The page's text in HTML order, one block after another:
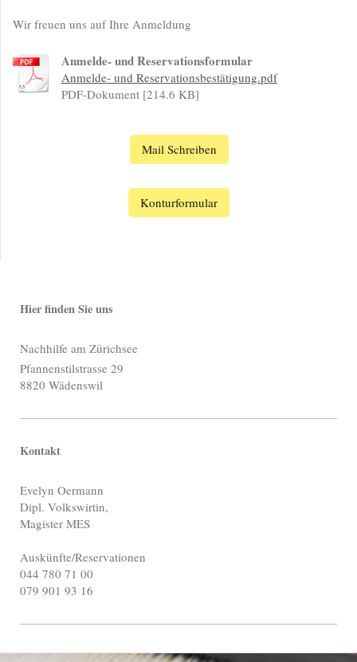
Wir freuen uns auf Ihre Anmeldung
Anmelde- und Reservationsformular
Anmelde- und Reservationsbestätigung.pdf
PDF-Dokument [214.6 KB]
Mail Schreiben
Konturformular
Hier finden Sie uns
Nachhilfe am Zürichsee
Pfannenstilstrasse 29
8820 Wädenswil
Kontakt
Evelyn Oermann
Dipl. Volkswirtin,
Magister MES
Auskünfte/Reservationen
044 780 71 00
079 901 93 16